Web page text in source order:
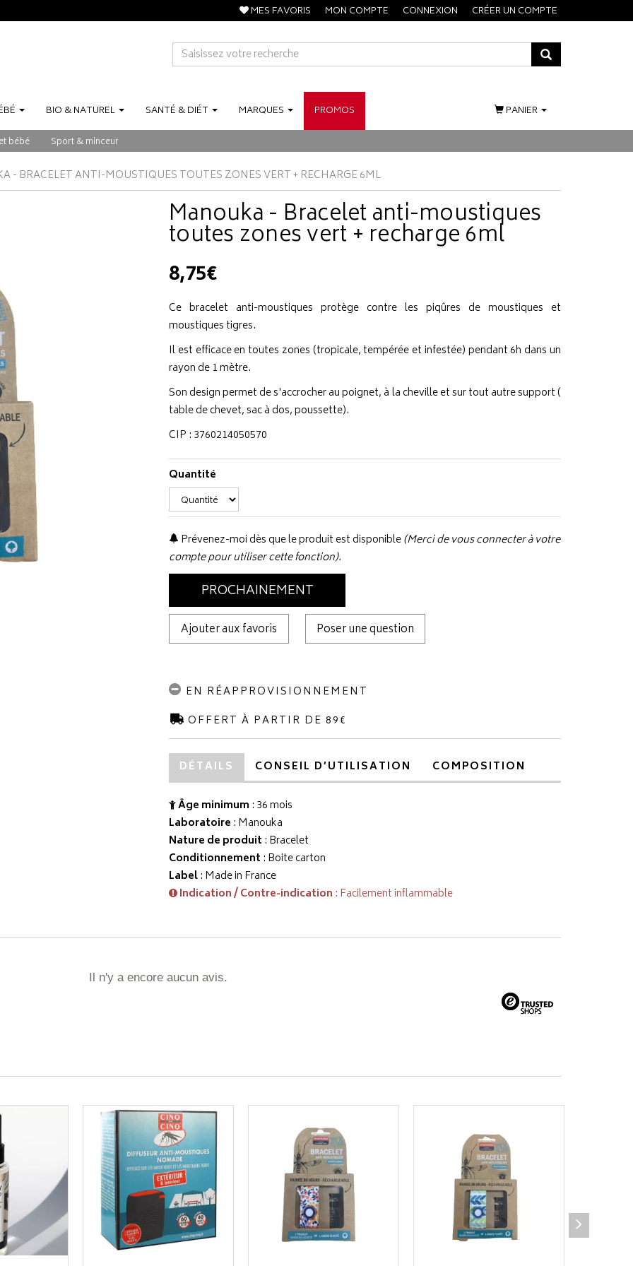
MES FAVORIS MON COMPTE CONNEXION CRÉER UN COMPTE
BIO &NATUREL SANTÉ &DIÉT MARQUES PROMOS
bébé Sport & minceur
PANIER
- BRACELET ANTI-MOUSTIQUES TOUTES ZONES VERT + RECHARGE 6ML
Manouka - Bracelet anti-moustiques
toutes zones vert + recharge 6ml
8,75€
Ce bracelet anti-moustiques protège contre les piqûres de moustiques et
moustiques tigres.
Il est efficace en toutes zones (tropicale, tempérée et infestée) pendant 6h dans un
rayon de 1 mètre.
Son design permet de s'accrocher au poignet, à la cheville et sur tout autre support (
table de chevet, sac à dos, poussette).
CIP : 3760214050570
Quantité
Prévenez-moi dès que le produit est disponible(Merci de vous connecter à votre
compte pour utiliser cette fonction).
PROCHAINEMENT
Ajouter aux favoris Poser une question
EN RÉAPPROVISIONNEMENT
OFFERT À PARTIR DE 89€
DÉTAILS CONSEIL D’UTILISATION COMPOSITION
Âge minimum : 36 mois
Laboratoire : Manouka
Nature de produit : Bracelet
Conditionnement : Boite carton
Label: Made in France
Indication / Contre-indication : Facilement inflammable
Il n'y a encore aucun avis.